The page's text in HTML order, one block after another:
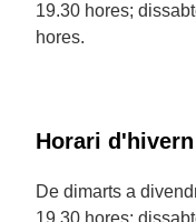
19.30 hores;
hores.
Horari d'hivern
De dimarts a
19.30 hores;